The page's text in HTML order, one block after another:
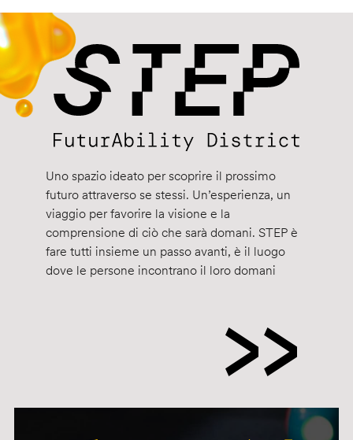
Uno spazio ideato per scoprire il prossimo
futuro attraverso se stessi. Un’esperienza, un
viaggio per favorire la visione e la
comprensione di ciò che sarà domani. STEP è
fare tutti insieme un passo avanti, è il luogo
dove le persone incontrano il loro domani